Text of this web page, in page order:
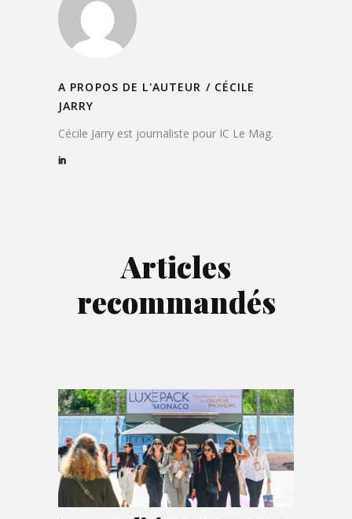
A PROPOS DE L'AUTEUR / CÉCILE
JARRY
Cécile Jarry est journaliste pour IC Le Mag.
Articles
recommandés